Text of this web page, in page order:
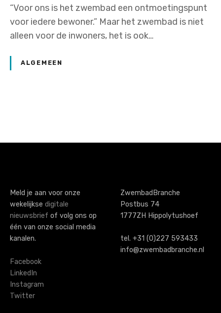
“Voor ons is het zwembad een ontmoetingspunt
voor iedere bewoner.” Maar het zwembad is niet
alleen voor de inwoners, het is ook…
ALGEMEEN
o
s
n
a
i
g
a
Meld je aan voor onze
wekelijkse digitale
nieuwsbrief of volg ons op
één van onze social media
kanalen.
Facebook
LinkedIn
Instagram
Twitter
ZwembadBranche
Postbus 74
1777ZH Hippolytushoef
tel. +31 (0)227 593433
info@zwembadbranche.nl